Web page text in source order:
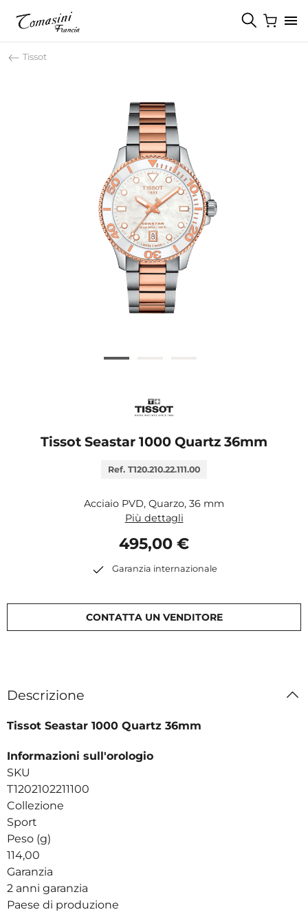
Tissot
Tissot Seastar 1000 Quartz 36mm
Ref. T120.210.22.111.00
Acciaio PVD, Quarzo, 36 mm
Più dettagli
495,00 €
Garanzia internazionale
CONTATTA UN VENDITORE
Descrizione
Tissot Seastar 1000 Quartz 36mm
Informazioni sull'orologio
SKU
T1202102211100
Collezione
Sport
Peso (g)
114,00
Garanzia
2 anni garanzia
Paese di produzione